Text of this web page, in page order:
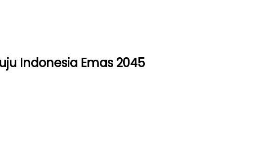
Indonesia Emas 2045